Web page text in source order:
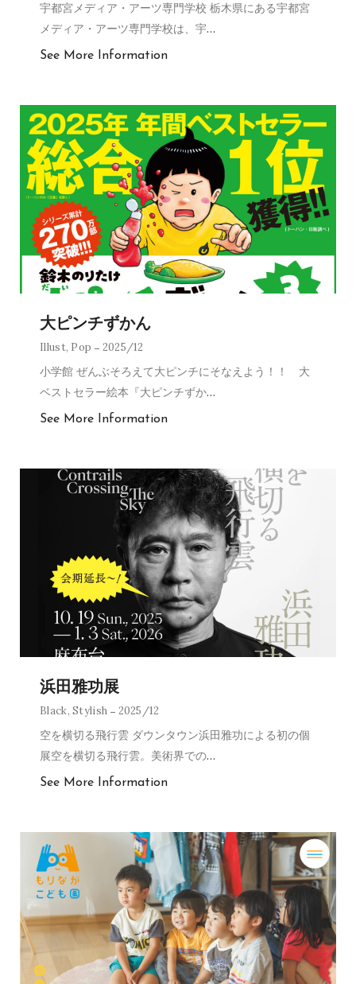
宇都宮メディア・アーツ専門学校 栃木県にある宇都宮
メディア・アーツ専門学校は、宇…
See More Information
大ピンチずかん
Illust, Pop 2025/12
小学館 ぜんぶそろえて大ピンチにそなえよう！！ 大
ベストセラー絵本『大ピンチずか…
See More Information
浜田雅功展
Black,Stylish 2025/12
空を横切る飛行雲 ダウンタウン浜田雅功による初の個
展空を横切る飛行雲。美術界での…
See More Information